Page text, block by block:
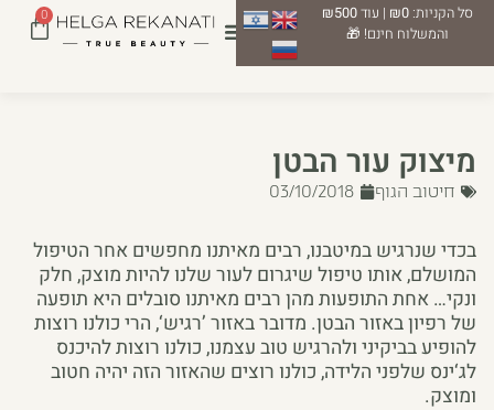
סל הקניות:₪0 | עוד₪500
והמשלוח חינם! 🎁
0
מיצוק עור הבטן
חיטוב הגוף 03/10/2018
בכדי שנרגיש במיטבנו, רבים מאיתנו מחפשים אחר הטיפול
המושלם, אותו טיפול שיגרום לעור שלנו להיות מוצק, חלק
ונקי… אחת התופעות מהן רבים מאיתנו סובלים היא תופעה
של רפיון באזור הבטן. מדובר באזור ’רגיש‘, הרי כולנו רוצות
להופיע בביקיני ולהרגיש טוב עצמנו, כולנו רוצות להיכנס
לג‘ינס שלפני הלידה, כולנו רוצים שהאזור הזה יהיה חטוב
ומוצק.